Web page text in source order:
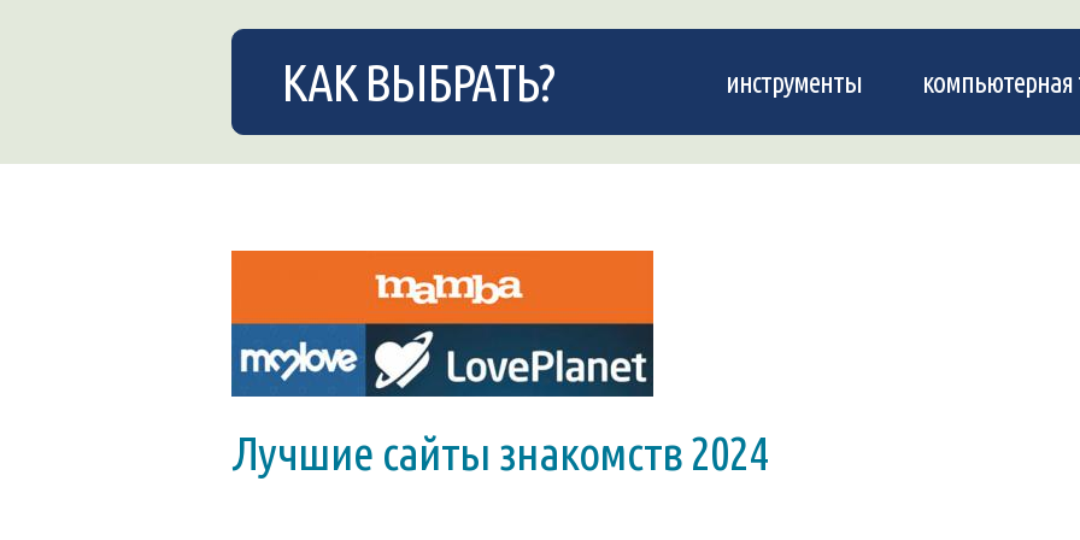
КАК ВЫБРАТЬ? инструменты компьютерная
Лучшие сайты знакомств 2024